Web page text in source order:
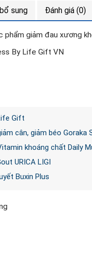
sung Đánh giá (0)
phẩm giảm đau xương
By Life Gift VN
Gift
cân, giảm béo Goraka
khoáng chất Daily
URICA LIGI
Buxin Plus